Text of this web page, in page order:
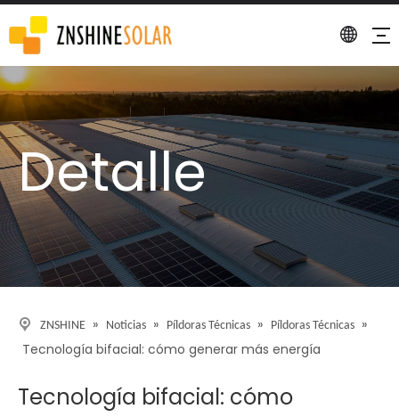
Detalle
ZNSHINE » Noticias » Píldoras Técnicas » Píldoras Técnicas »
Tecnología bifacial: cómo generar más energía
Tecnología bifacial: cómo